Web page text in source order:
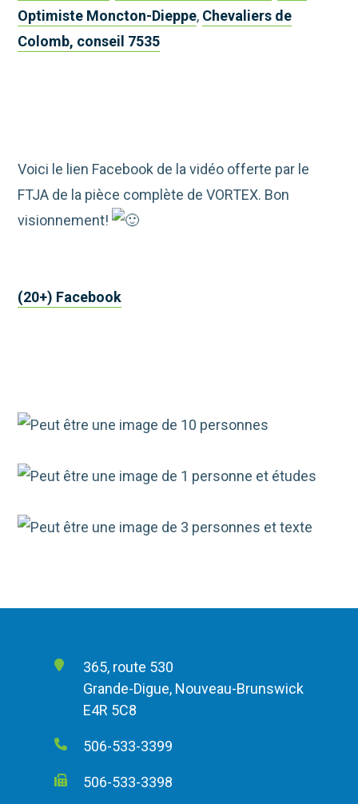
Optimiste Moncton-Dieppe, Chevaliers de
Colomb, conseil 7535
Voici le lien Facebook de la vidéo offerte par le
FTJA de la pièce complète de VORTEX. Bon
visionnement!
(20+) Facebook
365, route 530
Grande-Digue, Nouveau-Brunswick
E4R 5C8
506-533-3399
506-533-3398